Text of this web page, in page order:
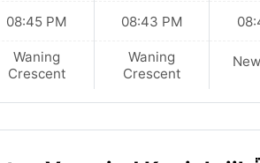
08:45 PM
Waning
Crescent
08:43 PM
Waning
Crescent